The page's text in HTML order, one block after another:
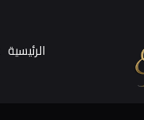
الرئيسية